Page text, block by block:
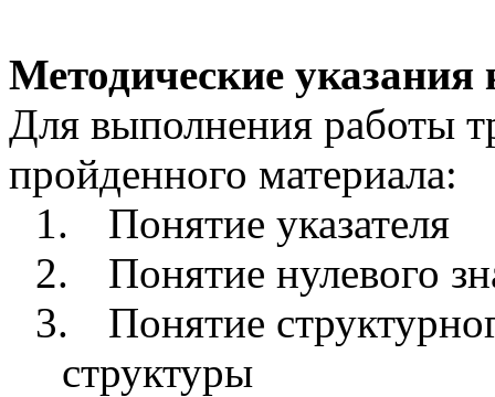
Методические указания
Для выполнения работы
пройденного материала:
1.
Понятие указателя
2.
Понятие нулевого
3.
Понятие
структуры